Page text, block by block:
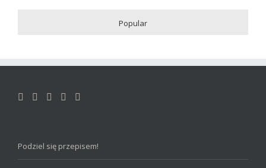
Popular
Podziel się przepisem!